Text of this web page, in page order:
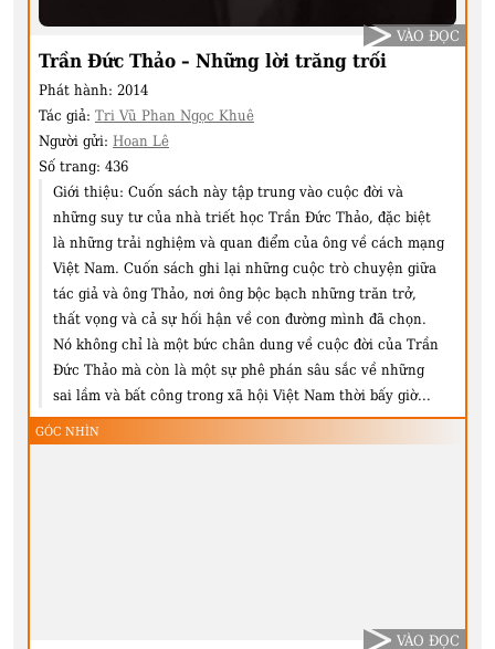
Trần Đức Thảo – Những lời trăng trối
Phát hành: 2014
Tác giả: Tri Vũ Phan Ngọc Khuê
Người gửi: Hoan Lê
Số trang: 436
Giới thiệu: Cuốn sách này tập trung vào cuộc đời và
những suy tư của nhà triết học Trần Đức Thảo, đặc biệt
là những trải nghiệm và quan điểm của ông về cách mạng
Việt Nam. Cuốn sách ghi lại những cuộc trò chuyện giữa
tác giả và ông Thảo, nơi ông bộc bạch những trăn trở,
thất vọng và cả sự hối hận về con đường mình đã chọn.
Nó không chỉ là một bức chân dung về cuộc đời của Trần
Đức Thảo mà còn là một sự phê phán sâu sắc về những
sai lầm và bất công trong xã hội Việt Nam thời bấy giờ...
VÀO ĐỌC
GÓC NHÌN
VÀO ĐỌC